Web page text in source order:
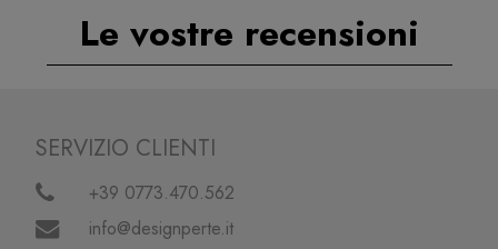
Le vostre recensioni
SERVIZIO CLIENTI
+39 0773.470.562
info@designperte.it